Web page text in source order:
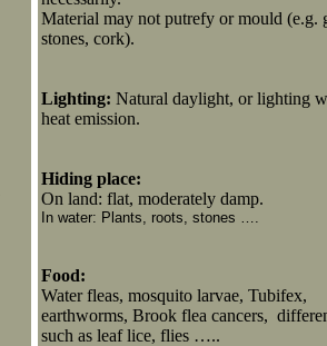
Material may not putrefy or mould (e.g.
stones, cork).
Lighting: Natural daylight, or lighting
heat emission.
Hiding place:
On land: flat, moderately damp.
In water: Plants, roots, stones ….
Food:
Water fleas, mosquito larvae, Tubifex,
earthworms, Brook flea cancers,
such as leaf lice, flies …..